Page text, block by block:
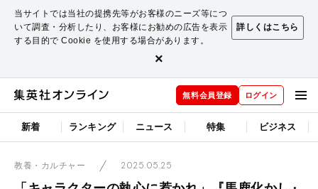
当サイトでは当社の提携先等がお客様のニーズ等につ
いて調査・分析したり、お客様にお勧めの広告を表示
する目的で Cookie を使用する場合があります。
詳しくはこちら
×
無料会員登録 ログイン
新着 ランキング ニュース 特集 ビジネス
教養・カルチャー 2025.05.25